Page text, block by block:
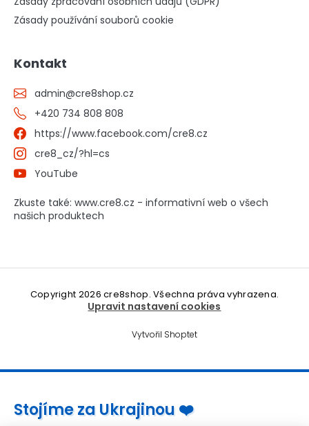
Zásady používání souborů cookie
Kontakt
admin@cre8shop.cz
+420 734 808 808
https://www.facebook.com/cre8.cz
cre8_cz/?hl=cs
YouTube
Zkuste také: www.cre8.cz - informativní web o všech
našich produktech
Vytvořil Shoptet
Copyright 2026cre8shop. Všechna práva vyhrazena.
Upravit nastavení cookies
Stojíme za Ukrajinou ❤️